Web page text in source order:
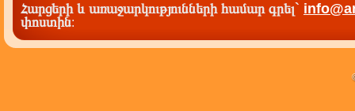
Հարցերի և առաջարկությունների համար գրել`
փոստին: